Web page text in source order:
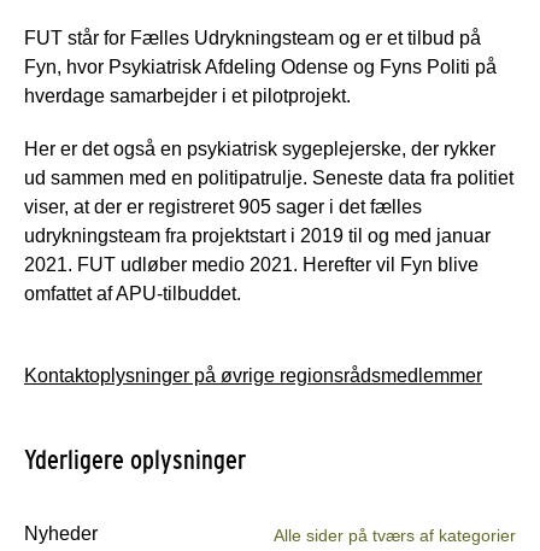
FUT står for Fælles Udrykningsteam og er et tilbud på
Fyn, hvor Psykiatrisk Afdeling Odense og Fyns Politi på
hverdage samarbejder i et pilotprojekt.
Her er det også en psykiatrisk sygeplejerske, der rykker
ud sammen med en politipatrulje. Seneste data fra politiet
viser, at der er registreret 905 sager i det fælles
udrykningsteam fra projektstart i 2019 til og med januar
2021. FUT udløber medio 2021. Herefter vil Fyn blive
omfattet af APU-tilbuddet.
Kontaktoplysninger på øvrige regionsrådsmedlemmer
Yderligere oplysninger
Nyheder Alle sider på tværs af kategorier